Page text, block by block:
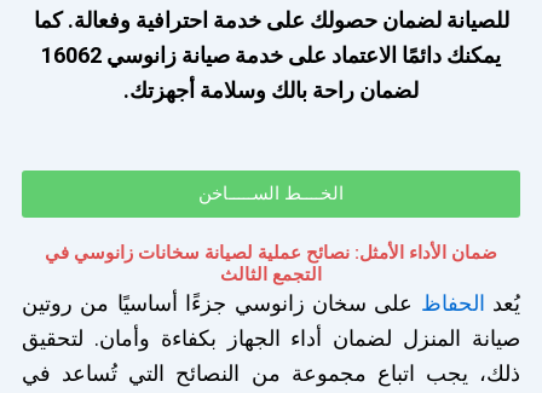
للصيانة لضمان حصولك على خدمة احترافية وفعالة. كما
يمكنك دائمًا الاعتماد على خدمة صيانة زانوسي 16062
لضمان راحة بالك وسلامة أجهزتك.
الخــــط الســـــاخن
ضمان الأداء الأمثل: نصائح عملية لصيانة سخانات زانوسي في
التجمع الثالث
يُعد الحفاظ على سخان زانوسي جزءًا أساسيًا من روتين
صيانة المنزل لضمان أداء الجهاز بكفاءة وأمان. لتحقيق
ذلك، يجب اتباع مجموعة من النصائح التي تُساعد في